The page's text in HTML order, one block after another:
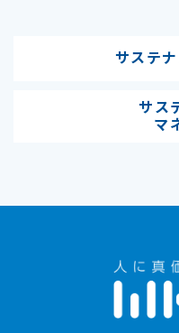
サステ
サス
マ